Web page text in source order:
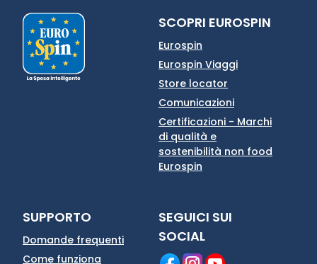
SCOPRI EUROSPIN
Eurospin
Eurospin Viaggi
Store locator
Comunicazioni
Certificazioni - Marchi
di qualità e
sostenibilità non food
Eurospin
SUPPORTO
Domande frequenti
Come funziona
SEGUICI SUI
SOCIAL